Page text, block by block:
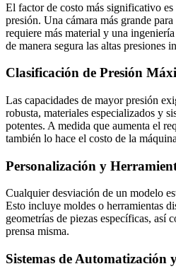
El factor de costo más significativo
presión. Una cámara más grande
requiere más material y una
de manera segura las altas presiones
Clasificación de Presión
Las capacidades de mayor presión
robusta, materiales especializados y
potentes. A medida que aumenta el
también lo hace el costo de la
Personalización y
Cualquier desviación de un modelo
Esto incluye moldes o herramientas
geometrías de piezas específicas, así
prensa misma.
Sistemas de Automatización